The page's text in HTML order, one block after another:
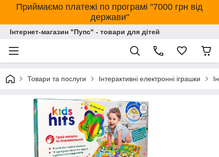
Приймаємо платежі по програмі "7000 грн від
держави"
Інтернет-магазин "Пупс" - товари для дітей
Товари та послуги Інтерактивні електронні іграшки